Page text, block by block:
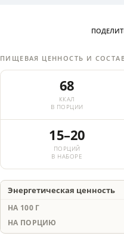
ПИЩЕВАЯ ЦЕННОСТЬ И
68
ККАЛ
В ПОРЦИИ
15–20
ПОРЦИЙ
В НАБОРЕ
Энергетическая ценность